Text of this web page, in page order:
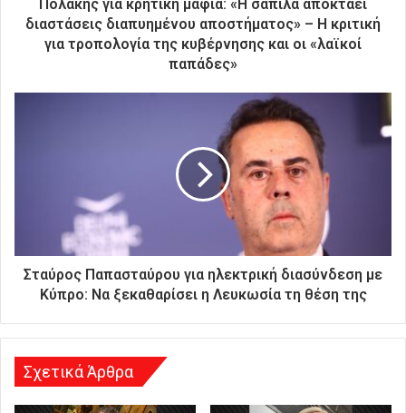
ή
η
Πολάκης για κρητική μαφία: «Η σαπίλα αποκτάει
διαστάσεις διαπυημένου αποστήματος» – Η κριτική
για τροπολογία της κυβέρνησης και οι «λαϊκοί
παπάδες»
Σταύρος Παπασταύρου για ηλεκτρική διασύνδεση με
Κύπρο: Να ξεκαθαρίσει η Λευκωσία τη θέση της
Σχετικά Άρθρα